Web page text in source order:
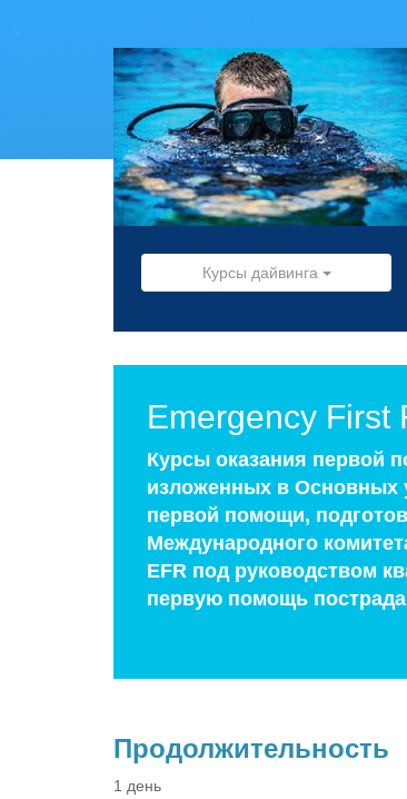
Курсы дайвинга
Emergency First
Курсы оказания первой
изложенных в Основных
первой помощи,
Международного
EFR под руководством
первую помощь
Продолжительность
1 день